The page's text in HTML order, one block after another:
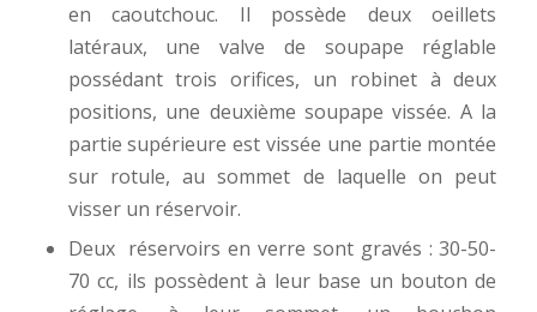
en caoutchouc. Il possède deux oeillets
latéraux, une valve de soupape réglable
possédant trois orifices, un robinet à deux
positions, une deuxième soupape vissée. A la
partie supérieure est vissée une partie montée
sur rotule, au sommet de laquelle on peut
visser un réservoir.
Deux réservoirs en verre sont gravés : 30-50-
70 cc, ils possèdent à leur base un bouton de